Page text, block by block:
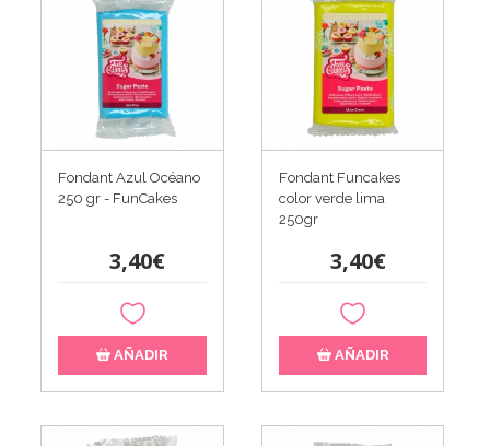
Fondant Azul Océano
250 gr - FunCakes
3,40€
AÑADIR
Fondant Funcakes
color verde lima
250gr
3,40€
AÑADIR